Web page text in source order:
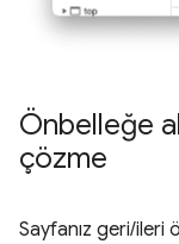
Önbelleğe
çözme
Sayfanız geri/ileri